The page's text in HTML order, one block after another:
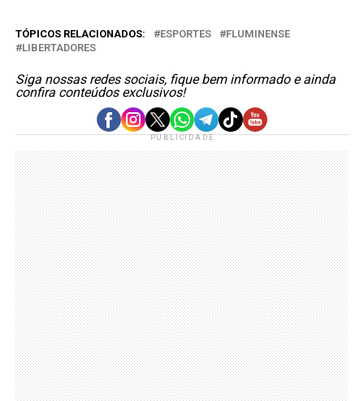
TÓPICOS RELACIONADOS: ESPORTES
FLUMINENSE
LIBERTADORES
Siga nossas redes sociais, fique bem informado e ainda
confira conteúdos exclusivos!
PUBLICIDADE